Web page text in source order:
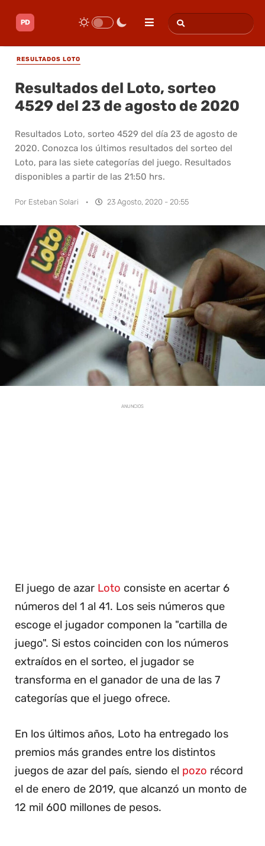
RESULTADOS LOTO
Resultados del Loto, sorteo
4529 del 23 de agosto de 2020
Resultados Loto, sorteo 4529 del día 23 de agosto de
2020. Conozca los últimos resultados del sorteo del
Loto, para las siete categorías del juego. Resultados
disponibles a partir de las 21:50 hrs.
Por Esteban Solari · 23 Agosto, 2020 - 20:55
ANUNCIOS
El juego de azar Loto consiste en acertar 6
números del 1 al 41. Los seis números que
escoge el jugador componen la "cartilla de
juego". Si estos coinciden con los números
extraídos en el sorteo, el jugador se
transforma en el ganador de una de las 7
categorías que el juego ofrece.
En los últimos años, Loto ha entregado los
premios más grandes entre los distintos
juegos de azar del país, siendo el pozo récord
el de enero de 2019, que alcanzó un monto de
12 mil 600 millones de pesos.